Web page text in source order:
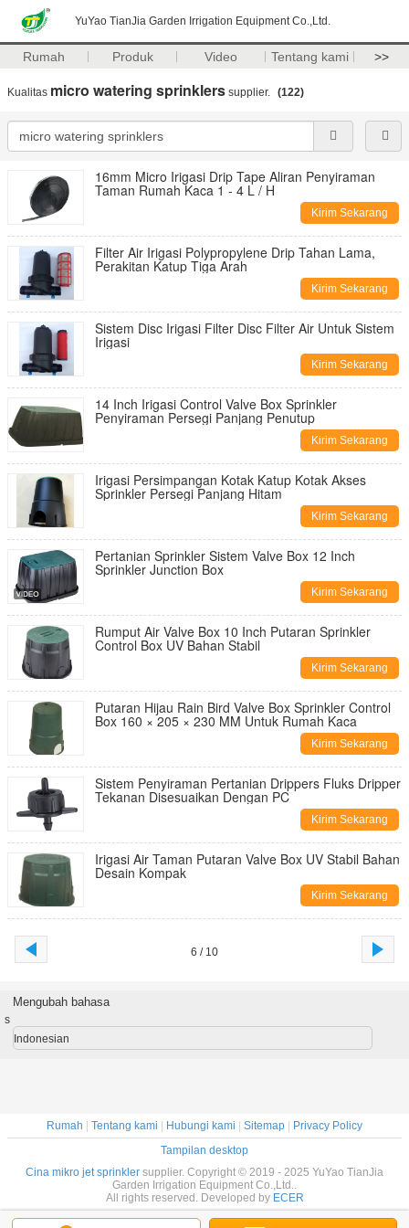
YuYao TianJia Garden Irrigation Equipment Co.,Ltd.
Rumah Produk Video Tentang kami >>
Kualitas micro watering sprinklers supplier. (122)
16mm Micro Irigasi Drip Tape Aliran Penyiraman
Taman Rumah Kaca 1 - 4 L / H
Kirim Sekarang
Filter Air Irigasi Polypropylene Drip Tahan Lama,
Perakitan Katup Tiga Arah
Kirim Sekarang
Sistem Disc Irigasi Filter Disc Filter Air Untuk Sistem
Irigasi
Kirim Sekarang
14 Inch Irigasi Control Valve Box Sprinkler
Penyiraman Persegi Panjang Penutup
Kirim Sekarang
Irigasi Persimpangan Kotak Katup Kotak Akses
Sprinkler Persegi Panjang Hitam
Kirim Sekarang
Pertanian Sprinkler Sistem Valve Box 12 Inch
Sprinkler Junction Box
Kirim Sekarang
Rumput Air Valve Box 10 Inch Putaran Sprinkler
Control Box UV Bahan Stabil
Kirim Sekarang
Putaran Hijau Rain Bird Valve Box Sprinkler Control
Box 160 × 205 × 230 MM Untuk Rumah Kaca
Kirim Sekarang
Sistem Penyiraman Pertanian Drippers Fluks Dripper
Tekanan Disesuaikan Dengan PC
Kirim Sekarang
Irigasi Air Taman Putaran Valve Box UV Stabil Bahan
Desain Kompak
Kirim Sekarang
6 / 10
Mengubah bahasa
s
Indonesian
Rumah Tentang kami Hubungi kami Sitemap
Privacy Policy
Tampilan desktop
Cina mikro jet sprinkler supplier. Copyright © 2019 - 2025 YuYao TianJia
Garden Irrigation Equipment Co.,Ltd..
All rights reserved. Developed by ECER